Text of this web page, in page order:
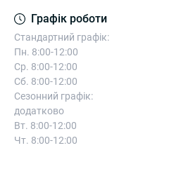
Графік роботи
Стандартний графік:
Пн. 8:00-12:00
Ср. 8:00-12:00
Сб. 8:00-12:00
Сезонний графік:
додатково
Вт. 8:00-12:00
Чт. 8:00-12:00